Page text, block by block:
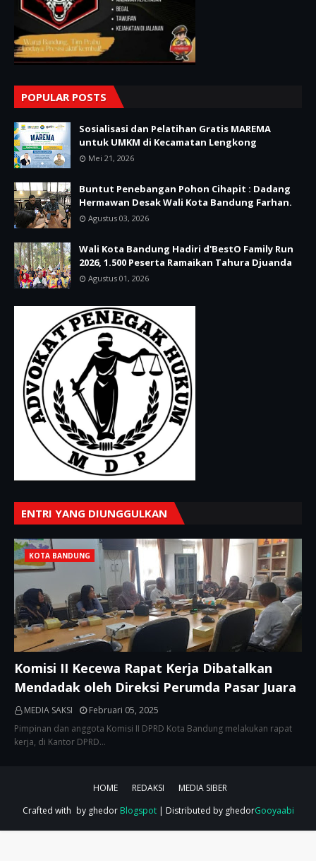
POPULAR POSTS
Sosialisasi dan Pelatihan Gratis MAREMA
untuk UMKM di Kecamatan Lengkong
Mei 21, 2026
Buntut Penebangan Pohon Cihapit : Dadang
Hermawan Desak Wali Kota Bandung Farhan.
Agustus 03, 2026
Wali Kota Bandung Hadiri d'BestO Family Run
2026, 1.500 Peserta Ramaikan Tahura Djuanda
Agustus 01, 2026
ENTRI YANG DIUNGGULKAN
KOTA BANDUNG
Komisi II Kecewa Rapat Kerja Dibatalkan
Mendadak oleh Direksi Perumda Pasar Juara
MEDIA SAKSI
Februari 05, 2025
Pimpinan dan anggota Komisi II DPRD Kota Bandung melakukan rapat
kerja, di Kantor DPRD…
HOME REDAKSI
MEDIA SIBER
Crafted with by ghedor Blogspot| Distributed by ghedorGooyaabi